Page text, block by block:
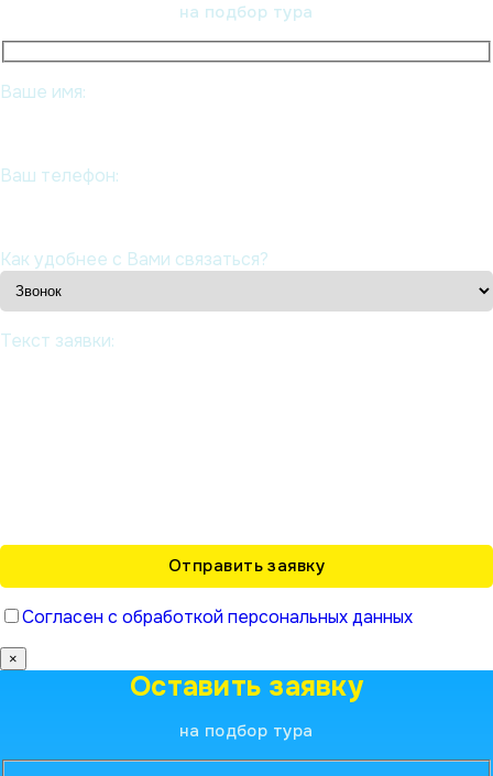
на подбор тура
Ваше имя:
Ваш телефон:
Как удобнее с Вами связаться?
Текст заявки:
Согласен с обработкой персональных данных
×
Оставить заявку
на подбор тура